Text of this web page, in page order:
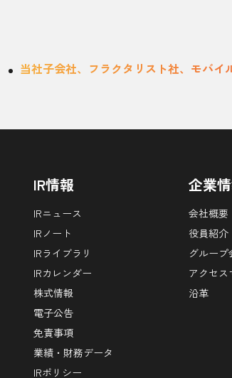
当社子会社、フラクタリスト社、モバ
IR情報
IRニュース
IRノート
IRライブラリ
IRカレンダー
株式情報
電子公告
免責事項
業績・財務データ
IRポリシー
企業
会社概要
役員紹介
グループ
アクセス
沿革